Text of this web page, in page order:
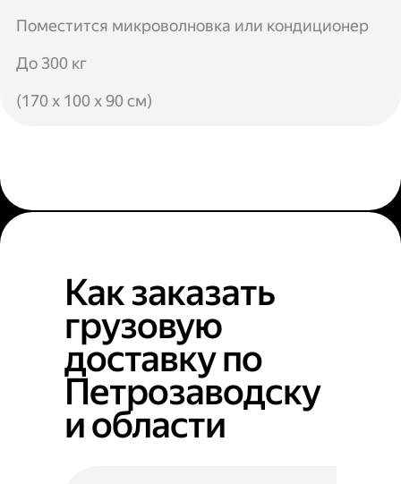
Поместится микроволновка или кондиционер
До 300 кг
(170 x 100 x 90 см)
Как заказать
грузовую
доставку по
Петрозаводску
и области